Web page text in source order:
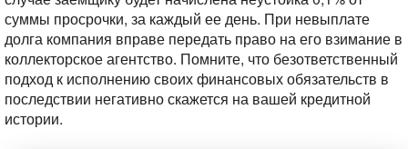
суммы просрочки, за каждый ее день. При невыплате
долга компания вправе передать право на его взимание в
коллекторское агентство. Помните, что безответственный
подход к исполнению своих финансовых обязательств в
последствии негативно скажется на вашей кредитной
истории.